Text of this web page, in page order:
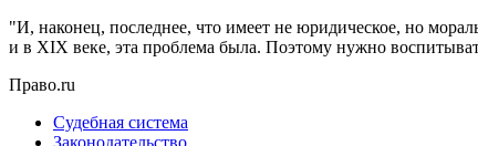
"И, наконец, последнее, что имеет не юридическое, но
и в XIX веке, эта проблема была. Поэтому нужно
Право.ru
Судебная система
Законодательство